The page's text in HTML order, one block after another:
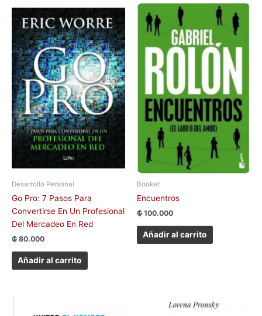
Desarrollo Personal
Go Pro: 7 Pasos Para
Convertirse En Un Profesional
Del Mercadeo En Red
₲ 80.000
Añadir al carrito
Booket
Encuentros
₲ 100.000
Añadir al carrito